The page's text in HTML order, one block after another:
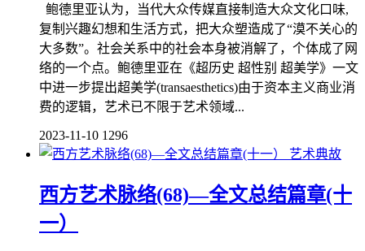
鲍德里亚认为，当代大众传媒直接制造大众文化口味,
复制兴趣幻想和生活方式，把大众塑造成了“漠不关心的
大多数”。社会关系中的社会本身被消解了，个体成了网
络的一个点。鲍德里亚在《超历史 超性别 超美学》一文
中进一步提出超美学(transaesthetics)由于资本主义商业消
费的逻辑，艺术已不限于艺术领域...
2023-11-10 1296
艺术典故
西方艺术脉络(68)—全文总结篇章(十
一）